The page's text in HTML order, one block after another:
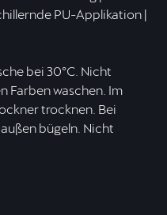
PU-Applikation |
bei 30ºC. Nicht
Farben waschen. Im
trocknen. Bei
bügeln. Nicht